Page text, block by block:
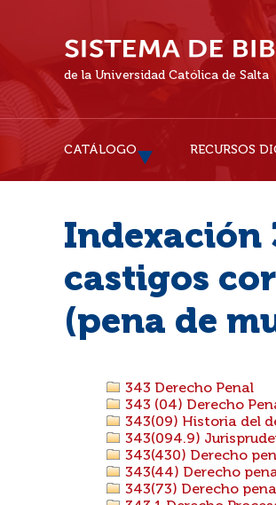
de la Universidad Católica de Salta
CATÁLOGO RECURSOS
Indexación
castigos
(pena de
343 Derecho Penal
343 (04) Derecho
343(09) Historia del
343(094.9)
343(430) Derecho
343(44) Derecho
343(73) Derecho